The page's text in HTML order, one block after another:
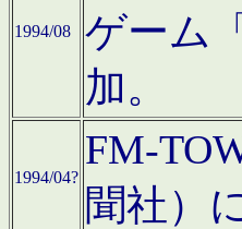
1994/08
ゲーム
加。
1994/04?
FM-
聞社）